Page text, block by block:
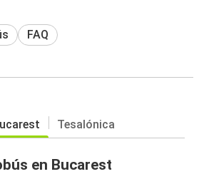
FAQ
Tesalónica
en Bucarest